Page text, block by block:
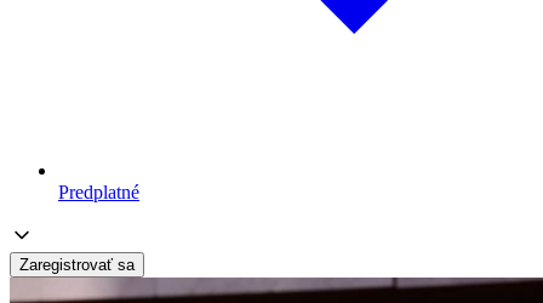
Predplatné
Zaregistrovať sa